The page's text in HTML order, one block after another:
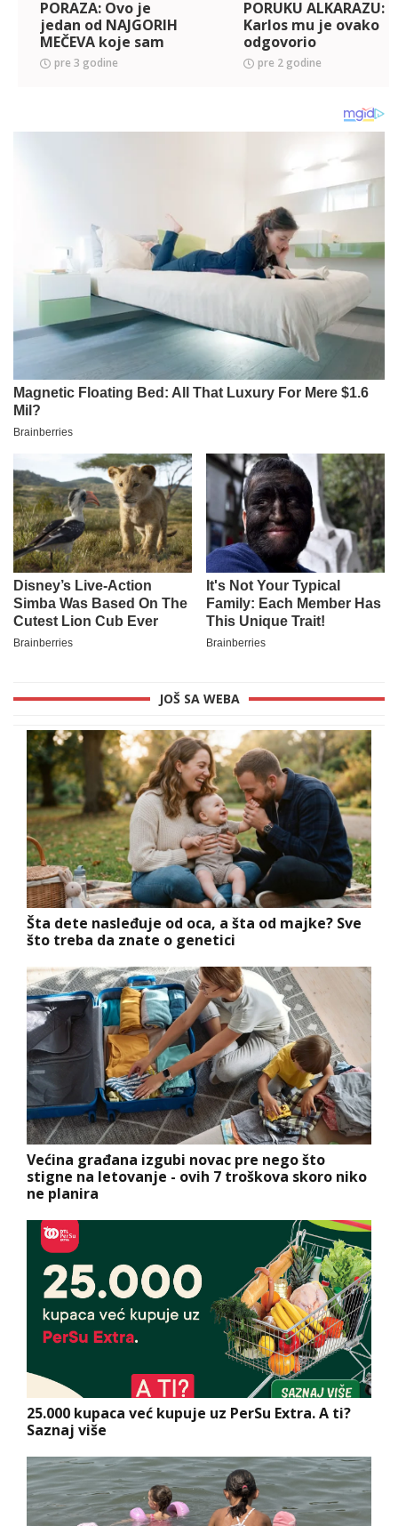
PORAZA: Ovo je
jedan od NAJGORIH
MEČEVA koje sam
odigrao na GREND
SLEMOVIMA! Bio
pre 3 godine
PORUKU ALKARAZU:
Karlos mu je ovako
odgovorio
pre 2 godine
JOŠ SA WEBA
Šta dete nasleđuje od oca, a šta od majke? Sve
što treba da znate o genetici
Većina građana izgubi novac pre nego što
stigne na letovanje - ovih 7 troškova skoro niko
ne planira
25.000 kupaca već kupuje uz PerSu Extra. A ti?
Saznaj više